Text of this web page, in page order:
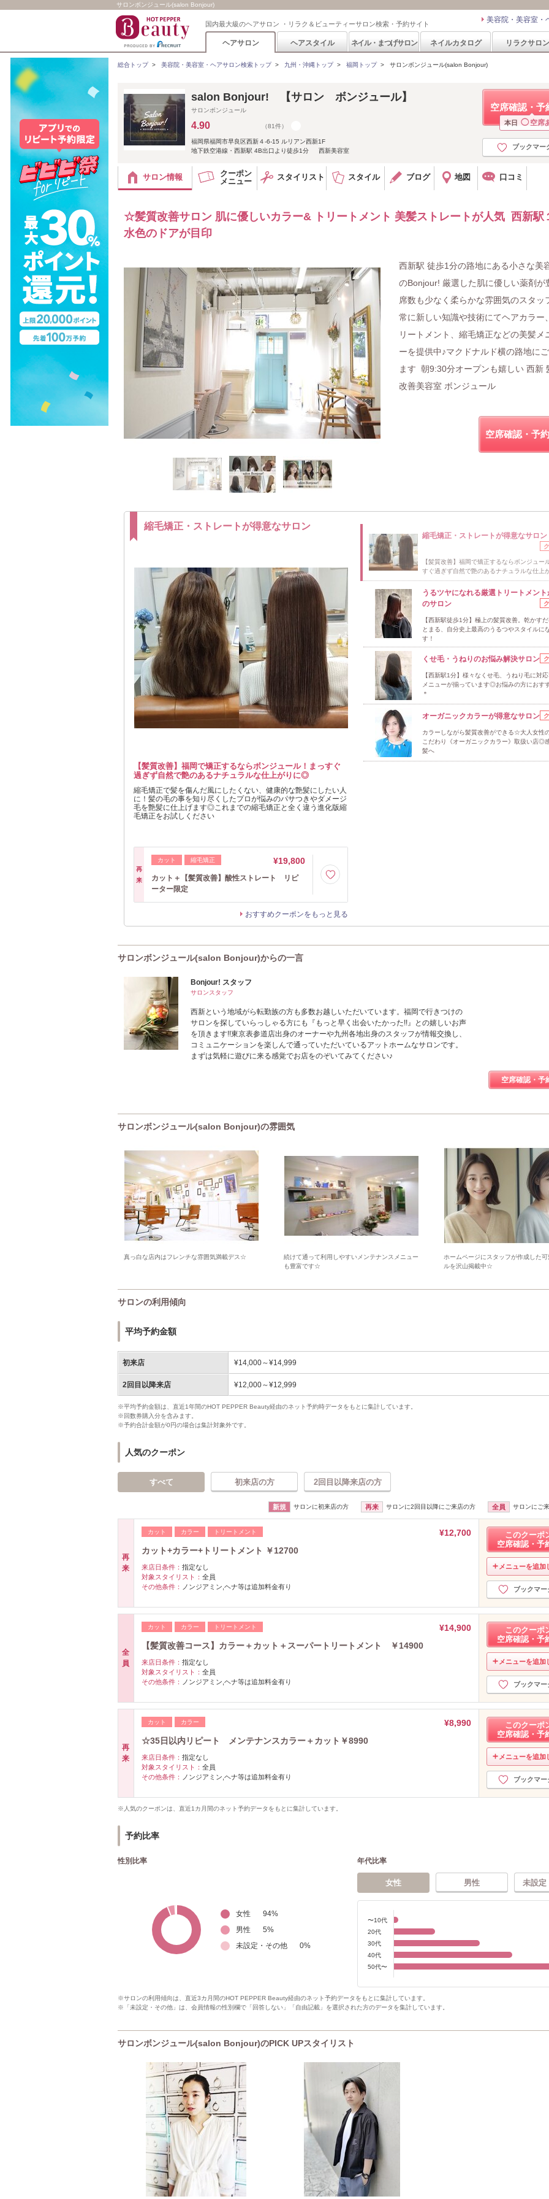
サロンボンジュール(salon Bonjour)
国内最大級のヘアサロン ・リラク＆ビューティーサロン検索・予約サイト 美容院・美容室・
ヘアサロン ヘアスタイル ネイル・まつげサロン ネイルカタログ リラクサロン
総合トップ> 美容院・美容室・ヘアサロン検索トップ> 九州・沖縄トップ> 福岡トップ> サロンボンジュール(salon Bonjour)
空席確認・予
本日 ◯ 空席
ブックマー
salon Bonjour! 【サロン ボンジュール】
サロンボンジュール
4.90 （81件）
福岡県福岡市早良区西新４-6-15 ルリアン西新1F
地下鉄空港線・西新駅 4B出口より徒歩1分 西新美容室
サロン情報
クーポン
メニュー
スタイリスト スタイル ブログ 地図 口コミ
☆髪質改善サロン 肌に優しいカラー& トリートメント 美髪ストレートが人気 西新駅
水色のドアが目印
西新駅 徒歩1分の路地にある小さな美
のBonjour! 厳選した肌に優しい薬剤が
席数も少なく柔らかな雰囲気のスタッ
常に新しい知識や技術にてヘアカラー
リートメント、縮毛矯正などの美髪メ
ーを提供中♪マクドナルド横の路地に
ます 朝9:30分オープンも嬉しい 西新
改善美容室 ボンジュール
空席確認・予
縮毛矯正・ストレートが得意なサロン
【髪質改善】福岡で矯正するならボンジュール！まっすぐ
過ぎず自然で艶のあるナチュラルな仕上がりに◎
縮毛矯正で髪を傷んだ風にしたくない、健康的な艶髪にしたい人
に！髪の毛の事を知り尽くしたプロが悩みのパサつきやダメージ
毛を艶髪に仕上げます◎これまでの縮毛矯正と全く違う進化版縮
毛矯正をお試しください
再
来
カット 縮毛矯正 ¥19,800
カット＋【髪質改善】酸性ストレート リピ
ーター限定
おすすめクーポンをもっと見る
縮毛矯正・ストレートが得意なサロン
【髪質改善】福岡で矯正するならボンジュー
すぐ過ぎず自然で艶のあるナチュラルな仕上
うるツヤになれる厳選トリートメント
のサロン
【西新駅徒歩1分】極上の髪質改善。乾かす
とまる、自分史上最高のうるつやスタイルに
す！
くせ毛・うねりのお悩み解決サロン
【西新駅1分】様々なくせ毛、うねり毛に対
メニューが揃っています◎お悩みの方におす
＊
オーガニックカラーが得意なサロン
カラーしながら髪質改善ができる☆大人女性
こだわり《オーガニックカラー》取扱い店◎
髪へ
サロンボンジュール(salon Bonjour)からの一言
Bonjour! スタッフ
サロンスタッフ
西新という地域がら転勤族の方も多数お越しいただいています。福岡で行きつけの
サロンを探していらっしゃる方にも『もっと早く出会いたかった!!』との嬉しいお声
を頂きます!!東京表参道店出身のオーナーや九州各地出身のスタッフが情報交換し、
コミュニケーションを楽しんで通っていただいているアットホームなサロンです。
まずは気軽に遊びに来る感覚でお店をのぞいてみてください♪
空席確認・予
サロンボンジュール(salon Bonjour)の雰囲気
真っ白な店内はフレンチな雰囲気満載デス☆
続けて通って利用しやすいメンテナンスメニュー
も豊富です☆
ホームページにスタッフが作成した
ルを沢山掲載中☆
サロンの利用傾向
平均予約金額
初来店 ¥14,000～¥14,999
2回目以降来店 ¥12,000～¥12,999
※平均予約金額は、直近1年間のHOT PEPPER Beauty経由のネット予約時データをもとに集計しています。
※回数券購入分を含みます。
※予約合計金額が0円の場合は集計対象外です。
人気のクーポン
すべて 初来店の方 2回目以降来店の方
新規 サロンに初来店の方 再来 サロンに2回目以降にご来店の方 全員 サロンにご
再
来
カット カラー トリートメント
¥12,700
カット+カラー+トリートメント ￥12700
来店日条件： 指定なし
対象スタイリスト： 全員
その他条件：
ノンジアミン,ヘナ等は追加料金有り
このクーポ
空席確認・予
メニューを追加
ブックマー
全
員
カット カラー トリートメント
¥14,900
【髪質改善コース】カラー＋カット＋スーパートリートメント ￥14900
来店日条件： 指定なし
対象スタイリスト： 全員
その他条件：
ノンジアミン,ヘナ等は追加料金有り
このクーポ
空席確認・予
メニューを追加
ブックマー
再
来
カット カラー
¥8,990
☆35日以内リピート メンテナンスカラー＋カット￥8990
来店日条件： 指定なし
対象スタイリスト： 全員
その他条件：
ノンジアミン,ヘナ等は追加料金有り
このクーポ
空席確認・予
メニューを追加
ブックマー
※人気のクーポンは、直近1カ月間のネット予約データをもとに集計しています。
予約比率
性別比率
女性 94%
男性
5%
未設定・その他
0%
年代比率
女性 男性 未設定
〜10代
20代
30代
40代
50代〜
※サロンの利用傾向は、直近3カ月間のHOT PEPPER Beauty経由のネット予約データをもとに集計しています。
※「未設定・その他」は、会員情報の性別欄で「回答しない」「自由記載」を選択された方のデータを集計しています。
サロンボンジュール(salon Bonjour)のPICK UPスタイリスト